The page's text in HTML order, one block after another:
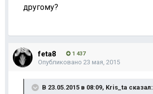
другому?
feta8 1 437
Опубликовано 23 мая, 2015
В 23.05.2015 в 08:09, Kris_ta сказал: